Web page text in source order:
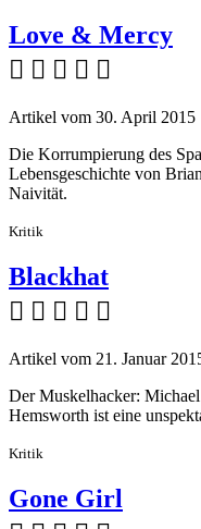
Love & Mercy
    
Artikel vom 30. April 2015
Die Korrumpierung des
Lebensgeschichte von
Naivität.
Kritik
Blackhat
    
Artikel vom 21. Januar
Der Muskelhacker:
Hemsworth ist eine
Kritik
Gone Girl